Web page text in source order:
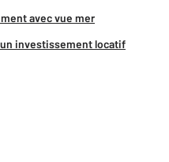
avec vue mer
investissement locatif